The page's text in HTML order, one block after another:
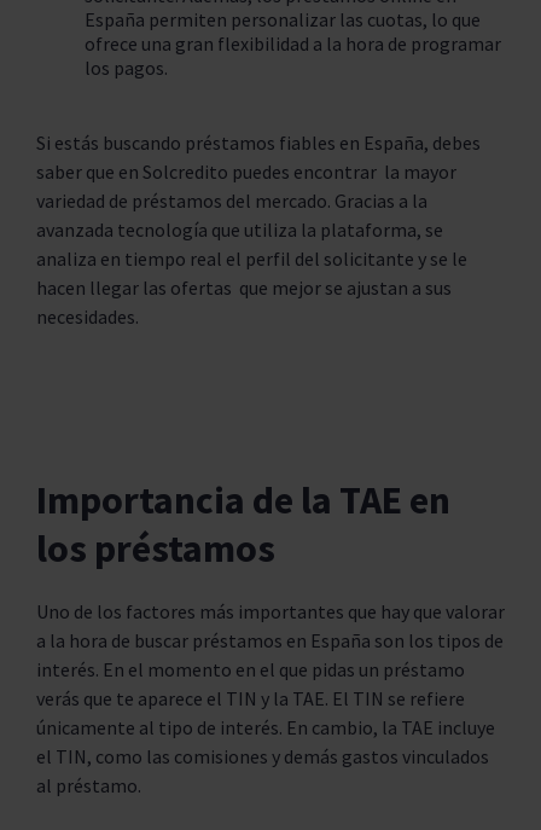
España permiten personalizar las cuotas, lo que
ofrece una gran flexibilidad a la hora de programar
los pagos.
Si estás buscando préstamos fiables en España, debes
saber que en Solcredito puedes encontrar la mayor
variedad de préstamos del mercado. Gracias a la
avanzada tecnología que utiliza la plataforma, se
analiza en tiempo real el perfil del solicitante y se le
hacen llegar las ofertas que mejor se ajustan a sus
necesidades.
Importancia de la TAE en
los préstamos
Uno de los factores más importantes que hay que valorar
a la hora de buscar préstamos en España son los tipos de
interés. En el momento en el que pidas un préstamo
verás que te aparece el TIN y la TAE. El TIN se refiere
únicamente al tipo de interés. En cambio, la TAE incluye
el TIN, como las comisiones y demás gastos vinculados
al préstamo.